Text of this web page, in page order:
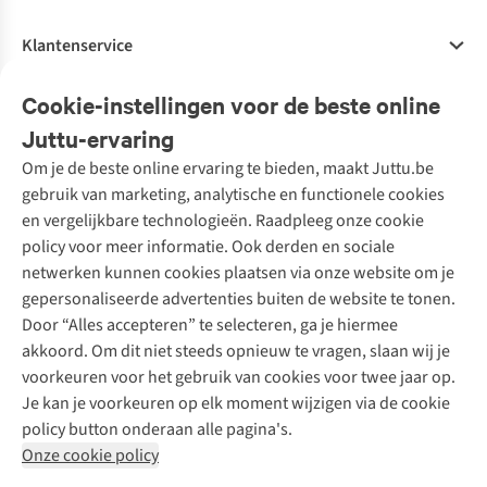
Cookie-instellingen voor de beste online
Juttu-ervaring
Om je de beste online ervaring te bieden, maakt Juttu.be
gebruik van marketing, analytische en functionele cookies
en vergelijkbare technologieën. Raadpleeg onze cookie
policy voor meer informatie. Ook derden en sociale
netwerken kunnen cookies plaatsen via onze website om je
gepersonaliseerde advertenties buiten de website te tonen.
Door “Alles accepteren” te selecteren, ga je hiermee
akkoord. Om dit niet steeds opnieuw te vragen, slaan wij je
voorkeuren voor het gebruik van cookies voor twee jaar op.
Je kan je voorkeuren op elk moment wijzigen via de cookie
policy button onderaan alle pagina's.
Onze cookie policy
Klantenservice
Bestellen
Betalen
10% studentenkorting
Klarna - achteraf betalen
Levering
Retourneren
Bestelling herroepen
Garantie
Contact
Onze diensten
Tweedehands - ReJUsed
Kledingatelier
Personal shopping
Textielbox
Events / workshops
Juttu
Over ons
Juttu Friends
Inspiratie
Werken bij Juttu
Onze winkels
De wereld van Juttu
Verantwoord ondernemen
Toegankelijkheidsverklaring
Merken
Nathalie Vleeschouwer
Selected dames
HKLiving
Dickies
Sessùn
Strom
O My Bag
Revolution
Meld je aan voor de nieuwsbrief
Follow us